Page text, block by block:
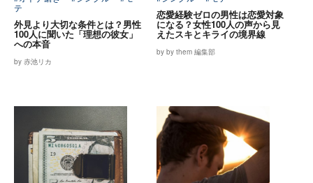
テ
外見より大切な条件とは？男性
100人に聞いた「理想の彼女」
への本音
by 赤池リカ
恋愛経験ゼロの男性は恋愛対象
になる？女性100人の声から見
えたスキとキライの境界線
by by them 編集部